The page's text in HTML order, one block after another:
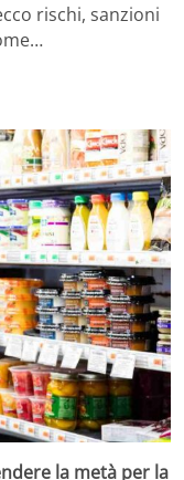
rischi, sanzioni
la metà per la